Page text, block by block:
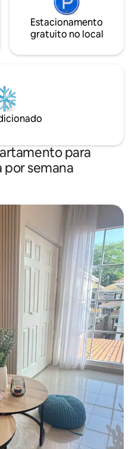
Estacionamento
gratuito no local
para
semana